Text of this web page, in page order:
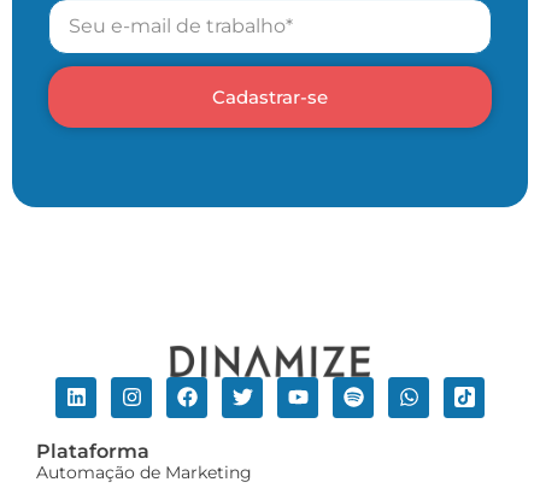
Cadastrar-se
Plataforma
Automação de Marketing